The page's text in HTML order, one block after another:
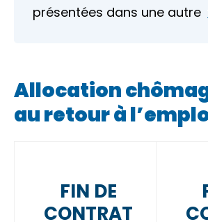
présentées dans une autre
Allocation
au retour à
FIN DE
CONTRAT